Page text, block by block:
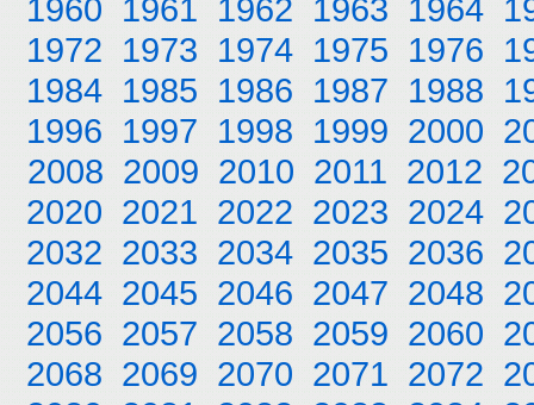
1960 1961 1962 1963 1964
1972 1973 1974 1975 1976
1984 1985 1986 1987 1988
1996 1997 1998 1999 2000
2008 2009 2010 2011 2012
2020 2021 2022 2023 2024
2032 2033 2034 2035 2036
2044 2045 2046 2047 2048
2056 2057 2058 2059 2060
2068 2069 2070 2071 2072